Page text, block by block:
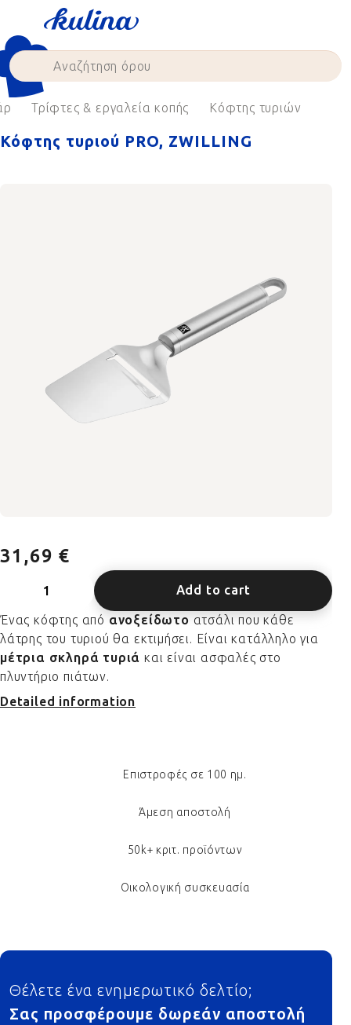
content
Τρίφτες & εργαλεία κοπής Κόφτης τυριών
Κόφτης τυριού PRO, ZWILLING
31,69 €
Add to cart
Ένας κόφτης από ανοξείδωτο ατσάλι που κάθε
λάτρης του τυριού θα εκτιμήσει. Είναι κατάλληλο για
μέτρια σκληρά τυριά και είναι ασφαλές στο
πλυντήριο πιάτων.
Detailed information
Επιστροφές σε 100 ημ.
Άμεση αποστολή
50k+ κριτ. προϊόντων
Οικολογική συσκευασία
Footer
Θέλετε ένα ενημερωτικό δελτίο;
Σας προσφέρουμε δωρεάν αποστολή